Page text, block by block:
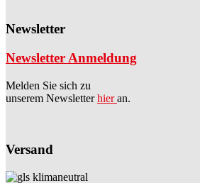
Newsletter
Newsletter Anmeldung
Melden Sie sich zu
unserem Newsletterhieran.
Versand